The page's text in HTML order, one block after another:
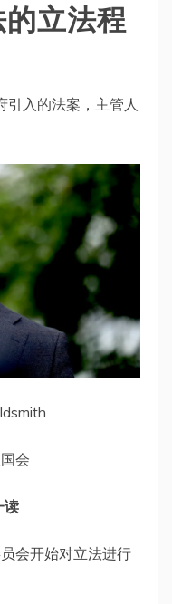
立法程
入的法案，主管人
会
读
会开始对立法进行